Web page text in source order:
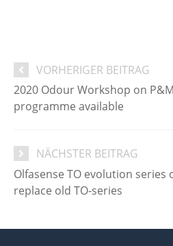
VORHERIGER BEITRAG
2020 Odour Workshop on
programme available
NÄCHSTER BEITRAG
Olfasense TO evolution
replace old TO-series